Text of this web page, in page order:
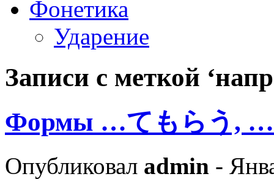
Фонетика
Ударение
Записи с меткой
Формы …てもらう, …
Опубликовал admin -